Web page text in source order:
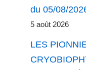
du 05/08/
5 août 2026
LES